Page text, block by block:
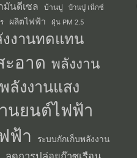
มันดีเซล บ้านปู บ้านปู เน็กซ์
ผลิตไฟฟ้า ฝุ่น PM 2.5
งานทดแทน
ะอาด พลังงาน
พลังงานแสง
นยนต์ไฟฟ้า
ฟ้า ระบบกักเก็บพลังงาน